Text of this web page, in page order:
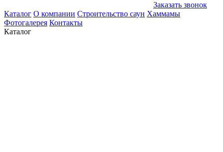
Заказать звонок
Каталог О компании Строительство саун Хаммамы
Фотогалерея Контакты
Каталог